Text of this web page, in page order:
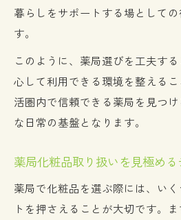
薬局ならではの化粧品
薬局化粧品取り扱い
方法
薬局での購入が美容習
理由
る秘訣
奈良県生駒市有里町で叶え
薬局利用が快適な生駒
暮らしをサポートする場として
す。
このように、薬局選びを工夫す
心して利用できる環境を整える
活圏内で信頼できる薬局を見つ
な日常の基盤となります。
薬局化粧品取り扱いを見極め
薬局で化粧品を選ぶ際には、い
トを押さえることが大切です。